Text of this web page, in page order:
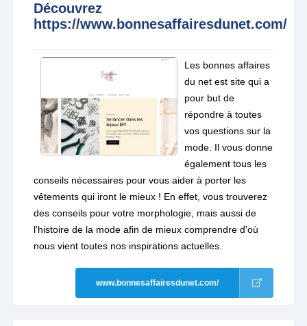
Découvrez
https://www.bonnesaffairesdunet.com/
Les bonnes affaires
du net est site qui a
pour but de
répondre à toutes
vos questions sur la
mode. Il vous donne
également tous les
conseils nécessaires pour vous aider à porter les
vêtements qui iront le mieux ! En effet, vous trouverez
des conseils pour votre morphologie, mais aussi de
l'histoire de la mode afin de mieux comprendre d'où
nous vient toutes nos inspirations actuelles.
www.bonnesaffairesdunet.com/